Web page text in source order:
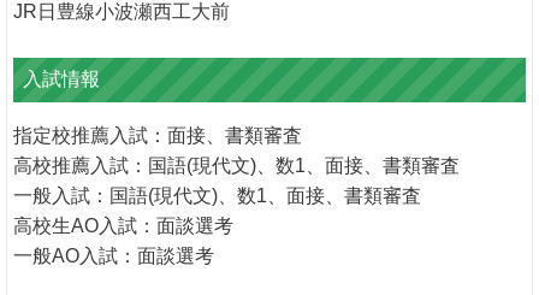
JR日豊線小波瀬西工大前
入試情報
指定校推薦入試：面接、書類審査
高校推薦入試：国語(現代文)、数1、面接、書類審査
一般入試：国語(現代文)、数1、面接、書類審査
高校生AO入試：面談選考
一般AO入試：面談選考